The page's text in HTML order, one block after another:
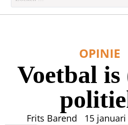
OPINIE
Voetbal is
Frits Barend 15 januari